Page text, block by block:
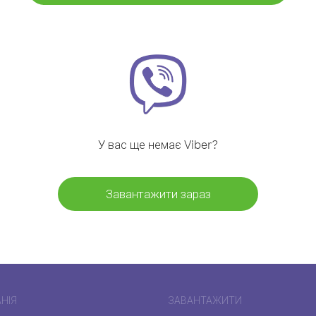
У вас ще немає Viber?
Завантажити зараз
ЗАВАНТАЖИТИ